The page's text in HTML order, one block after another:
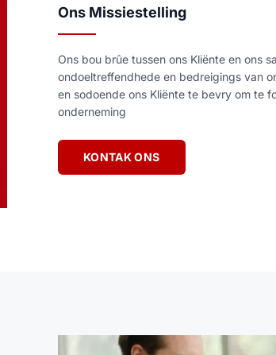
Ons Missiestelling
Ons bou brûe tussen ons Kliënte en ons
ondoeltreffendhede en bedreigings van
en sodoende ons Kliënte te bevry om te
onderneming
KONTAK ONS